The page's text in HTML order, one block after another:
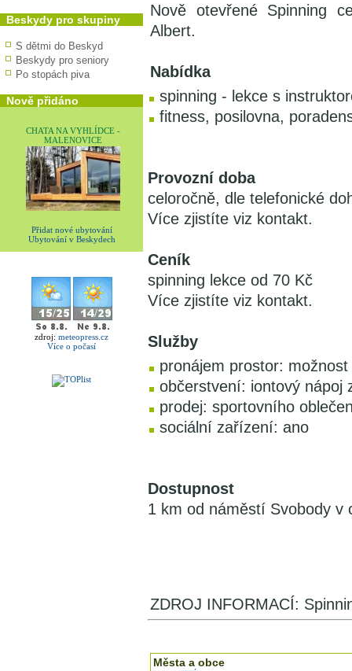
Beskydy pro skupiny
S dětmi do Beskyd
Beskydy pro seniory
Po stopách piva
Nově přidáno
CHATA NA VYHLÍDCE -
MALENOVICE
Přidat nové ubytování
Ubytování v Beskydech
zdroj: meteopress.cz
Více o počasí
Nově otevřené Spinning
Albert.
Nabídka
spinning - lekce s
fitness, posilovna,
Provozní doba
celoročně, dle telefonické
Více zjistíte viz kontakt.
Ceník
spinning lekce od 70 Kč
Více zjistíte viz kontakt.
Služby
pronájem prostor:
občerstvení: iontový nápoj
prodej: sportovního
sociální zařízení: ano
Dostupnost
1 km od náměstí Svobody v
ZDROJ INFORMACÍ:
Města a obce